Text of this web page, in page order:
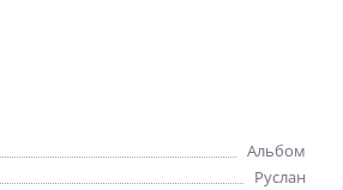
Альбом
Руслан